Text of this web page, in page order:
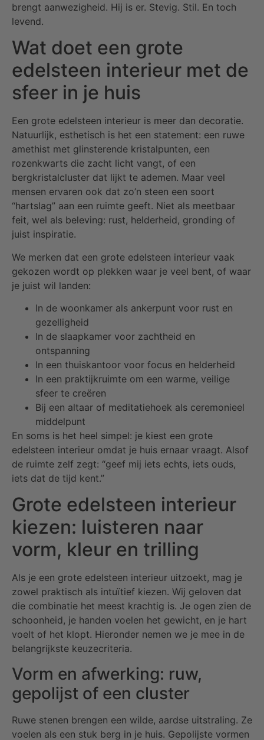
brengt aanwezigheid. Hij is er. Stevig. Stil. En toch
levend.
Wat doet een grote
edelsteen interieur met de
sfeer in je huis
Een grote edelsteen interieur is meer dan decoratie.
Natuurlijk, esthetisch is het een statement: een ruwe
amethist met glinsterende kristalpunten, een
rozenkwarts die zacht licht vangt, of een
bergkristalcluster dat lijkt te ademen. Maar veel
mensen ervaren ook dat zo’n steen een soort
“hartslag” aan een ruimte geeft. Niet als meetbaar
feit, wel als beleving: rust, helderheid, gronding of
juist inspiratie.
We merken dat een grote edelsteen interieur vaak
gekozen wordt op plekken waar je veel bent, of waar
je juist wil landen:
In de woonkamer als ankerpunt voor rust en
gezelligheid
In de slaapkamer voor zachtheid en
ontspanning
In een thuiskantoor voor focus en helderheid
In een praktijkruimte om een warme, veilige
sfeer te creëren
Bij een altaar of meditatiehoek als ceremonieel
middelpunt
En soms is het heel simpel: je kiest een grote
edelsteen interieur omdat je huis ernaar vraagt. Alsof
de ruimte zelf zegt: “geef mij iets echts, iets ouds,
iets dat de tijd kent.”
Grote edelsteen interieur
kiezen: luisteren naar
vorm, kleur en trilling
Als je een grote edelsteen interieur uitzoekt, mag je
zowel praktisch als intuïtief kiezen. Wij geloven dat
die combinatie het meest krachtig is. Je ogen zien de
schoonheid, je handen voelen het gewicht, en je hart
voelt of het klopt. Hieronder nemen we je mee in de
belangrijkste keuzecriteria.
Vorm en afwerking: ruw,
gepolijst of een cluster
Ruwe stenen brengen een wilde, aardse uitstraling. Ze
voelen als een stuk berg in je huis. Gepolijste vormen